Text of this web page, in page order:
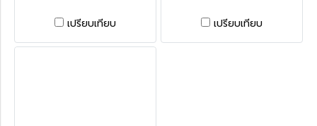
เปรียบเทียบ เปรียบเทียบ